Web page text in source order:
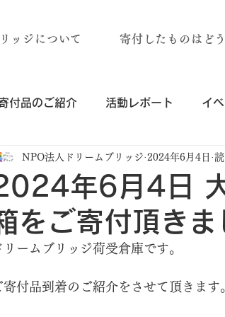
ッジについて 寄付したものはど
付品のご紹介 活動レポート イ
様の寄付品のご紹介
年6月4日
をご寄付頂きま
NPO法人ドリームブリッジ 2024年6月4日
リームブリッジ荷受倉庫です。
寄付品到着のご紹介をさせて頂きます